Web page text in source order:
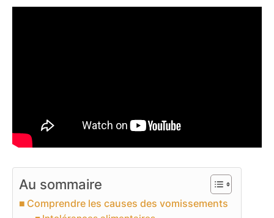
Au sommaire
Comprendre les causes des vomissements